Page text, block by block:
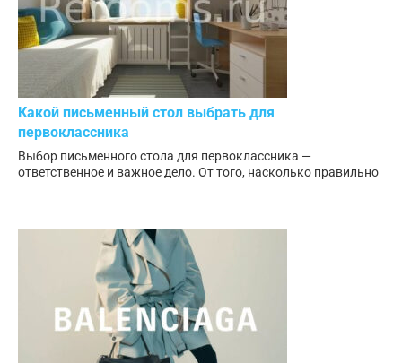
Какой письменный стол выбрать для
первоклассника
Выбор письменного стола для первоклассника —
ответственное и важное дело. От того, насколько правильно